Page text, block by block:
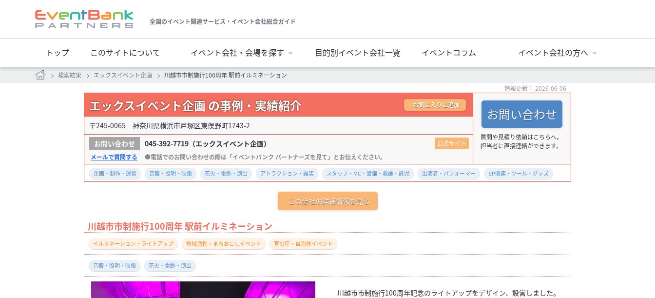
全国のイベント関連サービス・イベント会社総合ガイド
トップ このサイトについて イベント会社・会場を探す 目的別イベント会社一覧 イベントコラム イベント会社の方へ
検索結果 エックスイベント企画
川越市市制施行100周年 駅前イルミネーション
情報更新： 2026-06-06
エックスイベント企画 の事例・実績紹介 お気に入りに追加
〒245-0065 神奈川県横浜市戸塚区東俣野町1743-2
045-392-7719 （エックスイベント企画）
メールで質問する
公式サイト
お問い合わせ
質問や見積り依頼はこちらへ。
担当者に直接連絡ができます。
企画・制作・運営 音響・照明・映像 花火・電飾・演出 アトラクション・露店 スタッフ・MC・警備・救護・託児 出演者・パフォーマー SP関連・ツール・グッズ
この会社の詳細情報を見る
川越市市制施行100周年 駅前イルミネーション
イルミネーション・ライトアップ 地域活性・まちおこしイベント 官公庁・自治体イベント
音響・照明・映像 花火・電飾・演出
川越市市制施行100周年記念のライトアップをデザイン、設営しました。